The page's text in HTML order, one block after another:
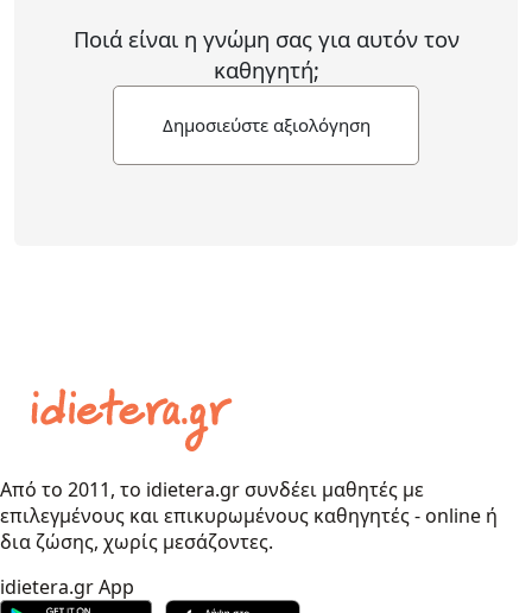
Ποιά είναι η γνώμη σας για αυτόν τον
καθηγητή;
Δημοσιεύστε αξιολόγηση
Από το 2011, το idietera.gr συνδέει μαθητές με
επιλεγμένους και επικυρωμένους καθηγητές - online ή
δια ζώσης, χωρίς μεσάζοντες.
idietera.gr App